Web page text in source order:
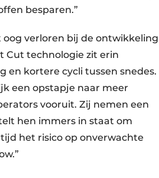
besparen.”
verloren bij de ontwikkeling
Cut technologie zit erin
en kortere cycli tussen snedes.
een opstapje naar meer
vooruit. Zij nemen een
hen immers in staat om
het risico op onverwachte